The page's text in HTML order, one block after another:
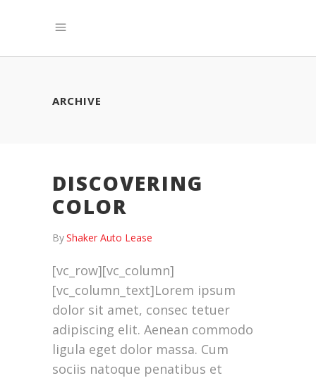
ARCHIVE
DISCOVERING
COLOR
ByShaker Auto Lease
[vc_row][vc_column]
[vc_column_text]Lorem ipsum
dolor sit amet, consec tetuer
adipiscing elit. Aenean commodo
ligula eget dolor massa. Cum
sociis natoque penatibus et